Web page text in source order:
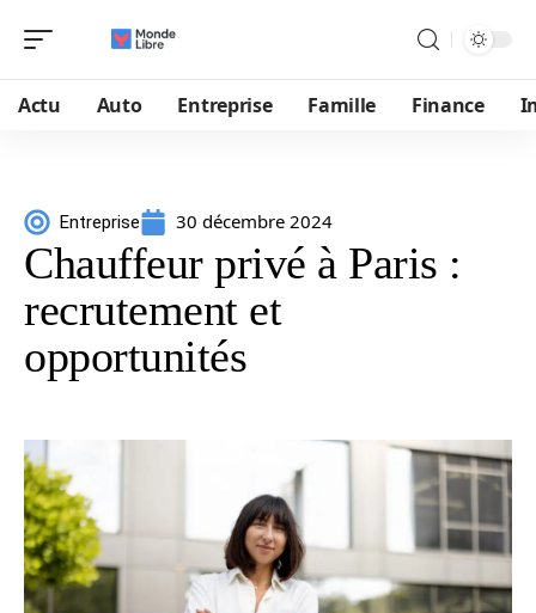
Actu Auto Entreprise Famille Finance
Entreprise 30 décembre 2024
Chauffeur privé à Paris :
recrutement et
opportunités